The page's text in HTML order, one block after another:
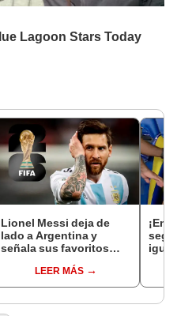
Lionel Messi deja de
lado a Argentina y
señala sus favoritos
2026: "Hay otros que
llegan mejor"
LEER MÁS